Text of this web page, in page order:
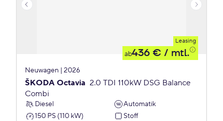
Leasing
ab436 € / mtl.
Neuwagen | 2026
ŠKODA Octavia 2.0 TDI 110kW DSG Balance
Combi
Diesel
Automatik
150 PS (110 kW)
Stoff